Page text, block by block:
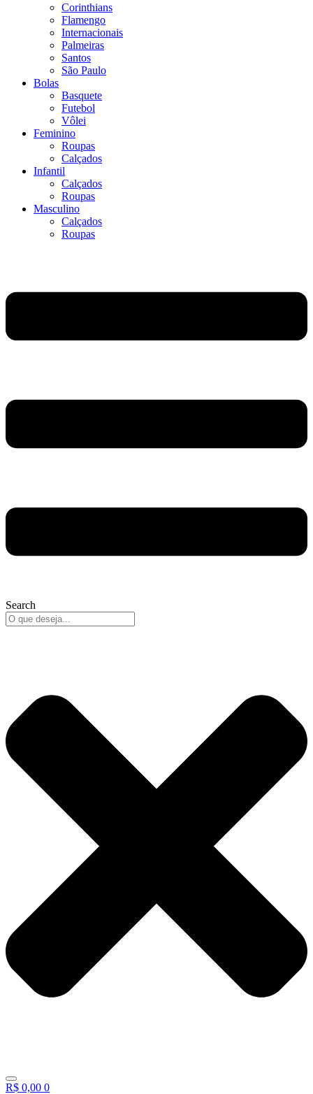
Corinthians
Flamengo
Internacionais
Palmeiras
Santos
São Paulo
Bolas
Basquete
Futebol
Vôlei
Feminino
Roupas
Calçados
Infantil
Calçados
Roupas
Masculino
Calçados
Roupas
Search
R$ 0,00 0